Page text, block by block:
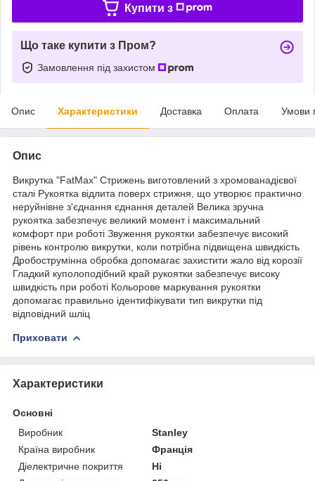
Купити з
Що таке купити з Пром?
Замовлення під захистом
Опис Характеристики Доставка Оплата Умови
Опис
Викрутка "FatMax" Стрижень виготовлений з хромованадієвої
сталі Рукоятка відлита поверх стрижня, що утворює практично
неруйнівне з'єднання єднання деталей Велика зручна
рукоятка забезпечує великий момент і максимальний
комфорт при роботі Звуження рукоятки забезпечує високий
рівень контролю викрутки, коли потрібна підвищена швидкість
Дробострумінна обробка допомагає захистити жало від корозії
Гладкий куполоподібний край рукоятки забезпечує високу
швидкість при роботі Кольорове маркування рукоятки
допомагає правильно ідентифікувати тип викрутки під
відповідний шліц
Приховати
Характеристики
Основні
Виробник
Stanley
Країна виробник
Франція
Діелектричне покриття
Ні